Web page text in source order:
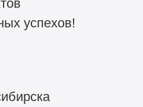
успехов!